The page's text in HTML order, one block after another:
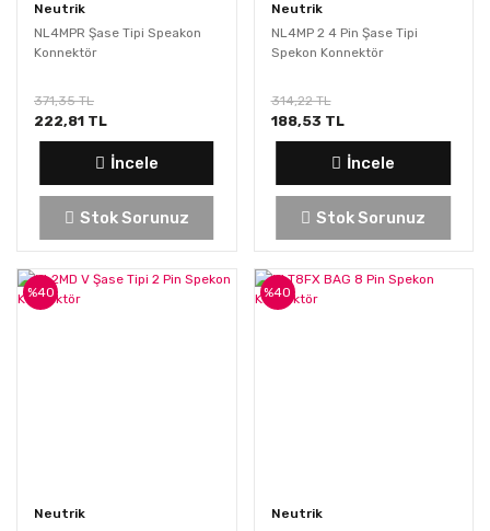
Neutrik
NL4MPR Şase Tipi Speakon
Konnektör
371,35 TL
222,81 TL
İncele
Stok Sorunuz
Neutrik
NL4MP 2 4 Pin Şase Tipi
Spekon Konnektör
314,22 TL
188,53 TL
İncele
Stok Sorunuz
Neutrik
%40
Neutrik
%40